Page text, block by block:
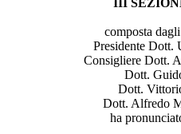
composta
Presidente Dott.
Consigliere Dott.
Dott.
Dott.
Dott. Alfredo
ha